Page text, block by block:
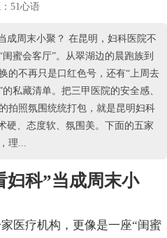
51心语
成周末小聚？ 在昆明，妇科医院不
蜜会客厅”。从翠湖边的晨跑族到
的不再只是口红色号，还有“上周去
私藏清单。把三甲医院的安全感、
拍照氛围统统打包，就是昆明妇科
硬、态度软、氛围美。下面的五家
理...
妇科”当成周末小
医疗机构，更像是一座“闺蜜